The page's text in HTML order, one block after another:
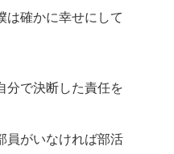
は確かに幸せにして
分で決断した責任を
員がいなければ部活